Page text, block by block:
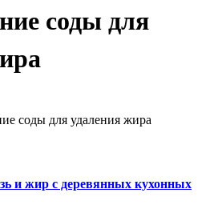
соды для
соды для удаления жира
и жир с деревянных кухонных